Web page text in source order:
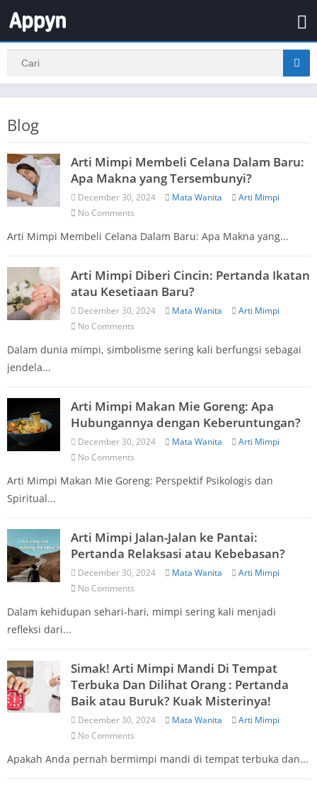
Blog
Arti Mimpi Membeli Celana Dalam Baru:
Apa Makna yang Tersembunyi?
December 30, 2024 Mata Wanita
Arti Mimpi
No Comments
Arti Mimpi Membeli Celana Dalam Baru: Apa Makna yang...
Arti Mimpi Diberi Cincin: Pertanda Ikatan
atau Kesetiaan Baru?
December 30, 2024 Mata Wanita
Arti Mimpi
No Comments
Dalam dunia mimpi, simbolisme sering kali berfungsi sebagai
jendela...
Arti Mimpi Makan Mie Goreng: Apa
Hubungannya dengan Keberuntungan?
December 30, 2024 Mata Wanita
Arti Mimpi
No Comments
Arti Mimpi Makan Mie Goreng: Perspektif Psikologis dan
Spiritual...
Arti Mimpi Jalan-Jalan ke Pantai:
Pertanda Relaksasi atau Kebebasan?
December 30, 2024 Mata Wanita
Arti Mimpi
No Comments
Dalam kehidupan sehari-hari, mimpi sering kali menjadi
refleksi dari...
Simak! Arti Mimpi Mandi Di Tempat
Terbuka Dan Dilihat Orang : Pertanda
Baik atau Buruk? Kuak Misterinya!
December 30, 2024 Mata Wanita
Arti Mimpi
No Comments
Apakah Anda pernah bermimpi mandi di tempat terbuka dan...